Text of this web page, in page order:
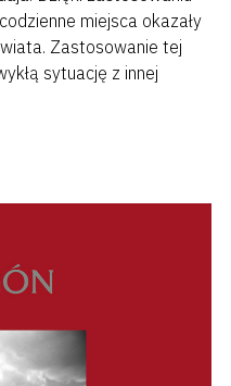
miejsca okazały
Zastosowanie tej
sytuację z innej